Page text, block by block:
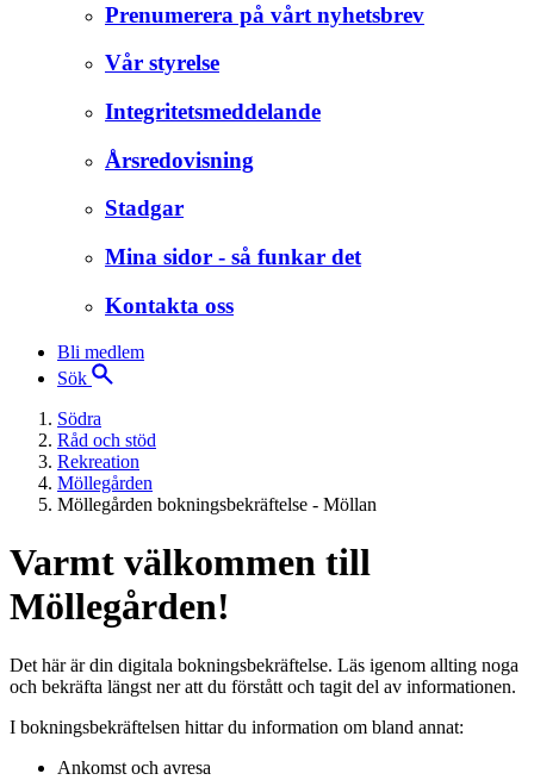
Prenumerera på vårt nyhetsbrev
Vår styrelse
Integritetsmeddelande
Årsredovisning
Stadgar
Mina sidor - så funkar det
Kontakta oss
Bli medlem
Sök
Södra
Råd och stöd
Rekreation
Möllegården
Möllegården bokningsbekräftelse - Möllan
Varmt välkommen till
Möllegården!
Det här är din digitala bokningsbekräftelse. Läs igenom allting noga
och bekräfta längst ner att du förstått och tagit del av informationen.
I bokningsbekräftelsen hittar du information om bland annat:
Ankomst och avresa